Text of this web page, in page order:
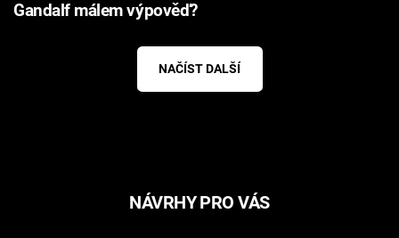
Gandalf málem výpověď?
NAČÍST DALŠÍ
NÁVRHY PRO VÁS